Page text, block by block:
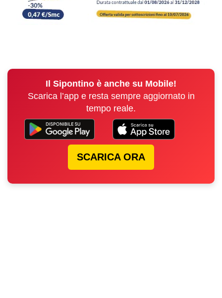
Il Sipontino è anche su Mobile!
Scarica l’app e resta sempre aggiornato in
tempo reale.
SCARICA ORA